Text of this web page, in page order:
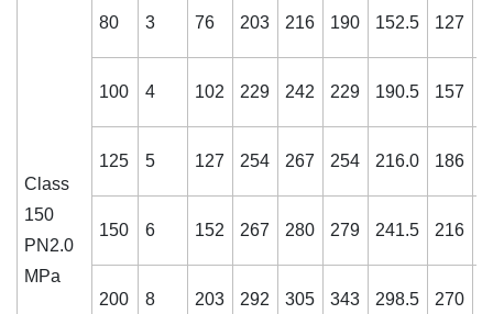
Class
150
PN2.0
MPa
80 3 76 203 216 190 152.5 127
100 4 102 229 242 229 190.5 157
125 5 127 254 267 254 216.0 186
150 6 152 267 280 279 241.5 216
200 8 203 292 305 343 298.5 270